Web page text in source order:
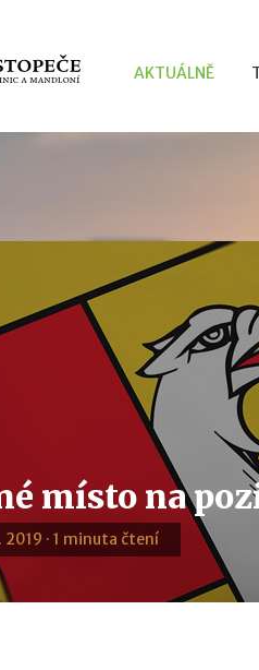
AKTUÁLNĚ
místo na
2019 · 1 minuta čtení